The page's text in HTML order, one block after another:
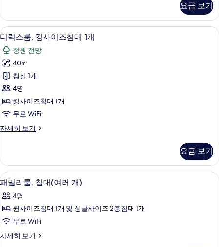
두
보
기
세
히
보
기
대
2
개,
바
다
전
망
사
진
모
기
트
윈
룸,
싱
글
침
대
2
개,
바
다
전
자
보
기
요금 보기
디
럭
스
룸,
킹
사
이
즈
침
1
개
사
진
모
두
보
디럭스룸, 킹사이즈침대 1개 | 미니바,
11
디럭스룸, 킹사이즈침대 1개
정원 전망
40㎡
침실 1개
4명
킹사이즈침대 1개
무료 WiFi
자세히 보기
디
킹
사
이
즈
침
대
개
자
세
요금 보기
패
밀
리
룸,
침
대
패밀리룸, 침대(여러 개) | 미니바, 객
9
패밀리룸, 침대(여러 개)
4명
퀸사이즈침대 1개 및 싱글사이즈 2층침대 1개
무료 WiFi
자세히 보기
패